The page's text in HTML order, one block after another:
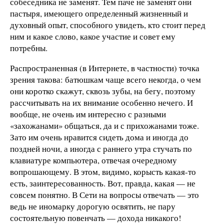
пастыря, имеющего определенный жизненный и
духовный опыт, способного увидеть, кто стоит перед
ним и какое слово, какое участие и совет ему
потребны.
Распространенная (в Интернете, в частности) точка
зрения такова: батюшкам чаще всего некогда, о чем
они коротко скажут, сквозь зубы, на бегу, поэтому
рассчитывать на их внимание особенно нечего. И
вообще, не очень им интересно с разными
«захожанами» общаться, да и с прихожанами тоже.
Зато им очень нравится сидеть дома и иногда до
поздней ночи, а иногда с раннего утра стучать по
клавиатуре компьютера, отвечая очередному
вопрошающему. В этом, видимо, корысть какая-то
есть, заинтересованность. Вот, правда, какая — не
совсем понятно. В Сети на вопросы отвечать — это
ведь не иномарку дорогую освятить, не пару
состоятельную повенчать — дохода никакого!